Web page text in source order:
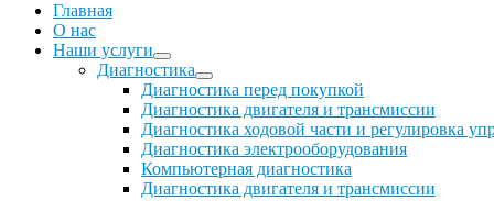
Главная
О нас
Наши услуги
Диагностика
Диагностика перед покупкой
Диагностика двигателя и трансмиссии
Диагностика ходовой части и регулировка
Диагностика электрооборудования
Компьютерная диагностика
Диагностика двигателя и трансмиссии